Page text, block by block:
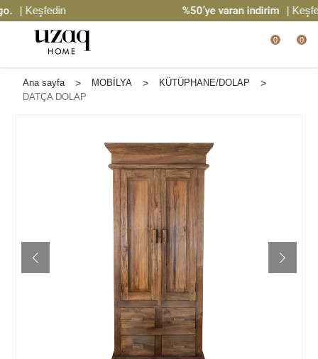
| Keşfedin %50’ye varan indirim |
0 0
Ana sayfa > MOBİLYA > KÜTÜPHANE/DOLAP >
DATÇA DOLAP